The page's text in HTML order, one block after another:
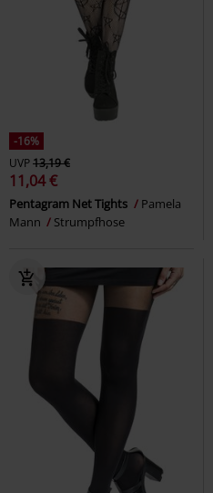
-16%
UVP13,19 €
11,04 €
Pentagram Net Tights
Pamela
Mann
Strumpfhose